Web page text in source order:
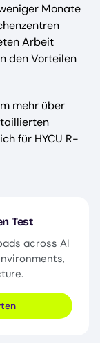
Monate
Arbeit
den Vorteilen
mehr über
für HYCU R-
Test
across AI